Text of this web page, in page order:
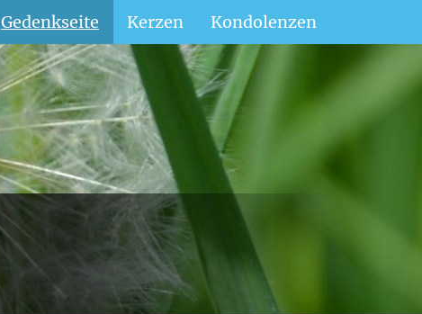
Gedenkseite Kerzen Kondolenzen